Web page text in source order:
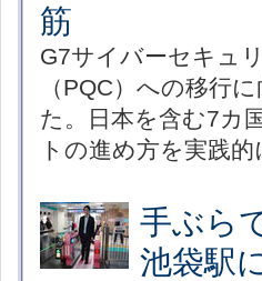
筋
G7サイバーセキュ
（PQC）への移行
た。日本を含む7カ
トの進め方を実践的
手ぶら
池袋駅